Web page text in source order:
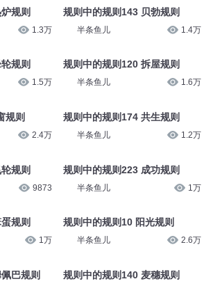
规则
1.3万
规则
1.5万
规则
2.4万
规则
9873
规则
1万
巴规则
规则中的规则143 贝勃规则
半条鱼儿 1.4万
规则中的规则120 拆屋规则
半条鱼儿 1.6万
规则中的规则174 共生规则
半条鱼儿 1.2万
规则中的规则223 成功规则
半条鱼儿 1万
规则中的规则10 阳光规则
半条鱼儿 2.6万
规则中的规则140 麦穗规则